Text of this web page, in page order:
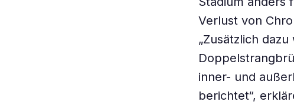
Verlust von
„Zusätzlich
inner- und
berichtet“,